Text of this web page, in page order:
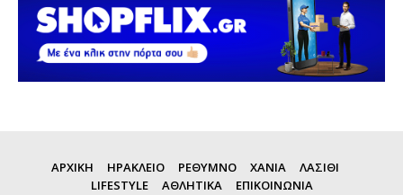
ΑΡΧΙΚΗ ΗΡΑΚΛΕΙΟ ΡΕΘΥΜΝΟ ΧΑΝΙΑ
ΛΑΣΙΘΙ
LIFESTYLE
ΑΘΛΗΤΙΚΑ ΕΠΙΚΟΙΝΩΝΙΑ